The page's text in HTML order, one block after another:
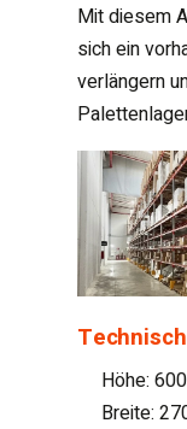
Mit diesem
sich ein
verlängern
Höhe:
Breite: